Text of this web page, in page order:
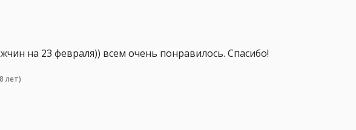
на 23 февраля)) всем очень понравилось. Спасибо!
лет)